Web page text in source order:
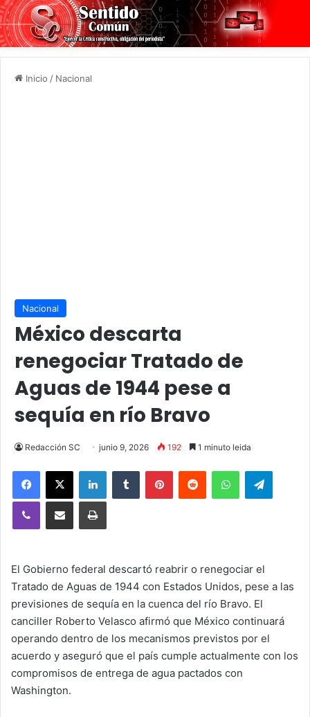
Inicio / Nacional
Nacional
México descarta
renegociar Tratado de
Aguas de 1944 pese a
sequía en río Bravo
Redacción SC junio 9, 2026 192 1 minuto leida
Facebook
X LinkedInTumblr PinterestReddit WhatsApp
Viber Compartir vía email Imprimir
El Gobierno federal descartó reabrir o renegociar el
Tratado de Aguas de 1944 con Estados Unidos, pese a las
previsiones de sequía en la cuenca del río Bravo. El
canciller Roberto Velasco afirmó que México continuará
operando dentro de los mecanismos previstos por el
acuerdo y aseguró que el país cumple actualmente con los
compromisos de entrega de agua pactados con
Washington.